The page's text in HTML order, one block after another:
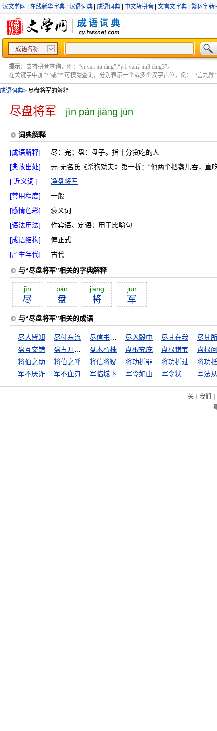
汉文学网 在线新华字典 汉语词典 成语词典 中文转拼音 文言文字典 繁体字转
成语名称
提示： 支持拼音查询，例：“yi yan jiu ding”;“yi1 yan2 jiu3 ding3”。
在关键字中加“?”或“*”可模糊查询，分别表示一个或多个汉字占位，例：“?言九鼎”
成语词典> 尽盘将军的解释
尽盘将军 jìn pán jiāng jūn
词典解释
[成语解释]
尽：完；盘：盘子。指十分贪吃的人
[典故出处]
元·无名氏《杀狗劝夫》第一折：“他两个把盏儿吞，直
[ 近义词 ]
净盘将军
[常用程度]
一般
[感情色彩]
褒义词
[语法用法]
作宾语、定语；用于比喻句
[成语结构]
偏正式
[产生年代]
古代
与“尽盘将军”相关的字典解释
jĭn
尽
pán
盘
jiāng
将
jūn
军
与“尽盘将军”相关的成语
尽人皆知 尽付东流 尽入彀中 尽其在我
尽其
盘互交错
盘木朽株 盘根究底 盘根错节
盘根
将伯之助
将伯之呼 将信将疑 将功折罪 将功折过
将功
军不厌诈
军不血刃 军临城下 军令如山 军令状 军法
关于我们 |